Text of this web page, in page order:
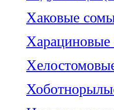
Хаковые
Харациновые